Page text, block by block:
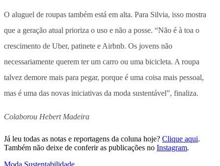
O aluguel de roupas também está em alta. Para Silvia, isso mostra
que a geração atual prioriza o uso e não a posse. “Não é à toa o
crescimento de Uber, patinete e Airbnb. Os jovens não
necessariamente querem ter um carro ou uma bicicleta. A roupa
talvez demore mais para pegar, porque é uma coisa mais pessoal,
mas é uma das novas iniciativas da moda sustentável”, finaliza.
Colaborou Hebert Madeira
Já leu todas as notas e reportagens da coluna hoje? Clique aqui.
Também não deixe de conferir as publicações no Instagram.
Moda,Sustentabilidade